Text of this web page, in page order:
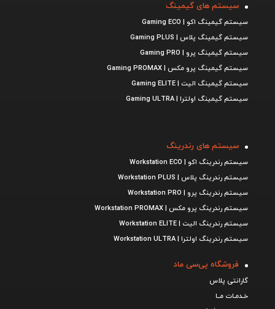
سیستم های گیمینگ
سیستم گیمینگ اکو | Gaming ECO
سیستم گیمینگ پلاس | Gaming PLUS
سیستم گیمینگ پرو | Gaming PRO
سیستم گیمینگ پرو مکس | Gaming PROMAX
سیستم گیمینگ الیت | Gaming ELITE
سیستم گیمینگ اولترا | Gaming ULTRA
سیستم های رندرینگ
سیستم رندرینگ اکو | Workstation ECO
سیستم رندرینگ پلاس | Workstation PLUS
سیستم رندرینگ پرو | Workstation PRO
سیستم رندرینگ پرو مکس | Workstation PROMAX
سیستم رندرینگ الیت | Workstation ELITE
سیستم رندرینگ اولترا | Workstation ULTRA
فروشگاه پی‌سی ماد
گارانتی پلاس
خـدمـات مــا